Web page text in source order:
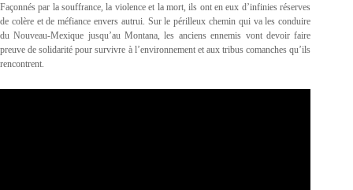
Façonnés par la souffrance, la violence et la mort, ils ont en eux d’infinies réserves
de colère et de méfiance envers autrui. Sur le périlleux chemin qui va les conduire
du Nouveau-Mexique jusqu’au Montana, les anciens ennemis vont devoir faire
preuve de solidarité pour survivre à l’environnement et aux tribus comanches qu’ils
rencontrent.